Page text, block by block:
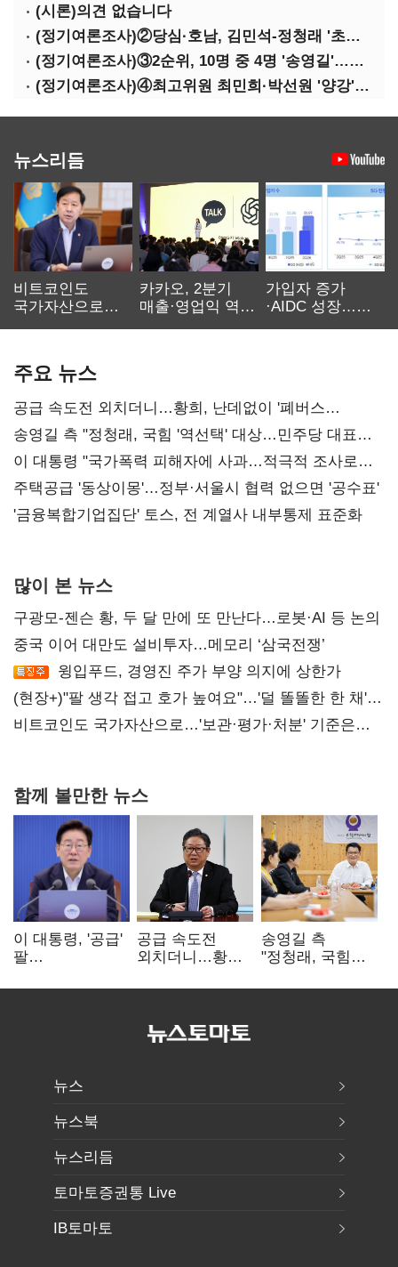
(시론)의견 없습니다
(정기여론조사)②당심·호남, 김민석-정청래 '초접전'
(정기여론조사)③2순위, 10명 중 4명 '송영길'…정청래 '한 자릿수'
(정기여론조사)④최고위원 최민희·박선원 '양강'…서미화·이성윤·임미애 뒤이어
뉴스리듬
비트코인도
국가자산으로…'
카카오, 2분기
매출·영업익 역대
가입자 증가
·AIDC 성장…
주요 뉴스
공급 속도전 외치더니…황희, 난데없이 '폐버스
리모델링' 제안
송영길 측 "정청래, 국힘 '역선택' 대상…민주당 대표로
총선 지휘 못해"
이 대통령 "국가폭력 피해자에 사과…적극적 조사로
진실 밝혀야"
주택공급 '동상이몽'…정부·서울시 협력 없으면 '공수표'
'금융복합기업집단' 토스, 전 계열사 내부통제 표준화
많이 본 뉴스
구광모-젠슨 황, 두 달 만에 또 만난다…로봇·AI 등 논의
중국 이어 대만도 설비투자…메모리 ‘삼국전쟁’
윙입푸드, 경영진 주가 부양 의지에 상한가
(현장+)"팔 생각 접고 호가 높여요"…'덜 똘똘한 한 채'
20억 키맞추기
비트코인도 국가자산으로…'보관·평가·처분' 기준은
함께 볼만한 뉴스
이 대통령, '공급'
팔
여 내부선
공급 속도전
외치더니…황희,
리모델링' 제안
송영길 측
"정청래, 국힘
민주당 대표로
뉴스
뉴스북
뉴스리듬
토마토증권통 Live
IB토마토